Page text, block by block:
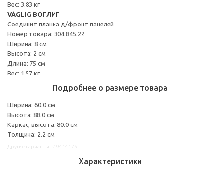
Вес: 3.83 кг
VÅGLIG ВОГЛИГ
Соединит планка д/фронт панелей
Номер товара: 804.845.22
Ширина: 8 см
Высота: 2 см
Длина: 75 см
Вес: 1.57 кг
Подробнее о размере товара
Ширина: 60.0 см
Высота: 88.0 см
Каркас, высота: 80.0 см
Толщина: 2.2 см
Характеристики